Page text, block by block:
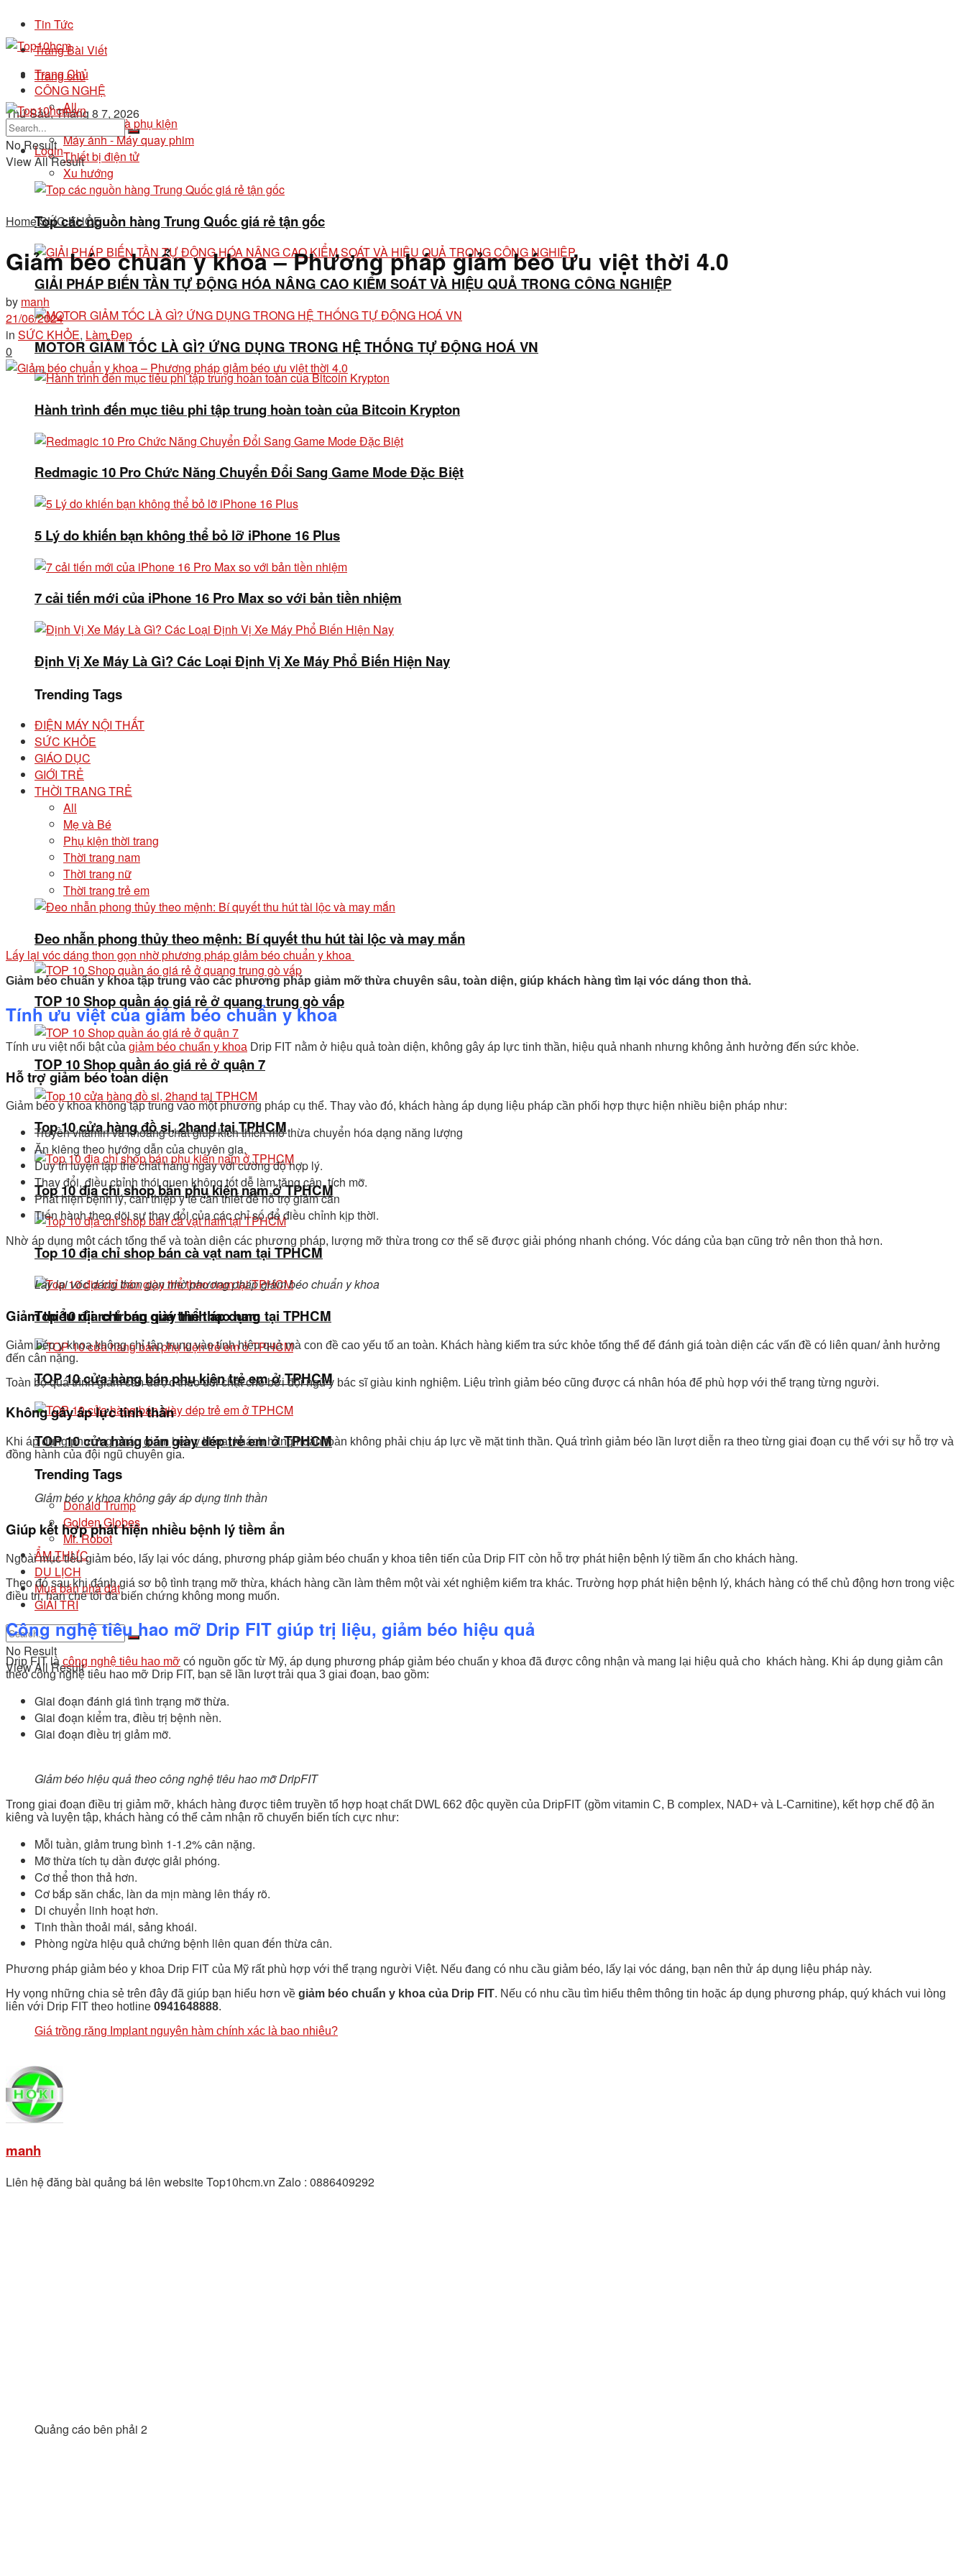
Tin Tức
Trang Bài Viết
Trang chủ
Thứ Sáu, Tháng 8 7, 2026
Login
Trang Chủ
CÔNG NGHỆ
All
Điện thoại và phụ kiện
Máy ảnh - Máy quay phim
Thiết bị điện tử
Xu hướng
Top các nguồn hàng Trung Quốc giá rẻ tận gốc
GIẢI PHÁP BIẾN TẦN TỰ ĐỘNG HÓA NÂNG CAO KIỂM SOÁT VÀ HIỆU QUẢ TRONG CÔNG NGHIỆP
MOTOR GIẢM TỐC LÀ GÌ? ỨNG DỤNG TRONG HỆ THỐNG TỰ ĐỘNG HOÁ VN
Hành trình đến mục tiêu phi tập trung hoàn toàn của Bitcoin Krypton
Redmagic 10 Pro Chức Năng Chuyển Đổi Sang Game Mode Đặc Biệt
5 Lý do khiến bạn không thể bỏ lỡ iPhone 16 Plus
7 cải tiến mới của iPhone 16 Pro Max so với bản tiền nhiệm
Định Vị Xe Máy Là Gì? Các Loại Định Vị Xe Máy Phổ Biến Hiện Nay
Trending Tags
ĐIỆN MÁY NỘI THẤT
SỨC KHỎE
GIÁO DỤC
GIỚI TRẺ
THỜI TRANG TRẺ
All
Mẹ và Bé
Phụ kiện thời trang
Thời trang nam
Thời trang nữ
Thời trang trẻ em
Đeo nhẫn phong thủy theo mệnh: Bí quyết thu hút tài lộc và may mắn
TOP 10 Shop quần áo giá rẻ ở quang trung gò vấp
TOP 10 Shop quần áo giá rẻ ở quận 7
Top 10 cửa hàng đồ si, 2hand tại TPHCM
Top 10 địa chỉ shop bán phụ kiện nam ở TPHCM
Top 10 địa chỉ shop bán cà vạt nam tại TPHCM
Top 10 địa chỉ bán giày thể thao nam tại TPHCM
TOP 10 cửa hàng bán phụ kiện trẻ em ở TPHCM
TOP 10 cửa hàng bán giày dép trẻ em ở TPHCM
Trending Tags
Donald Trump
Golden Globes
Mr. Robot
ẨM THỰC
DU LỊCH
Mua bán nhà đất
GIẢI TRÍ
No Result
View All Result
No Result
View All Result
HomeSỨC KHỎE
Giảm béo chuẩn y khoa – Phương pháp giảm béo ưu việt thời 4.0
by manh
21/06/2024
in SỨC KHỎE, Làm Đẹp
0
Lấy lại vóc dáng thon gọn nhờ phương pháp giảm béo chuẩn y khoa
Giảm béo chuẩn y khoa tập trung vào các phương pháp giảm mỡ thừa chuyên sâu, toàn diện, giúp khách hàng tìm lại vóc dáng thon thả.
Tính ưu việt của giảm béo chuẩn y khoa
Tính ưu việt nổi bật của giảm béo chuẩn y khoa Drip FIT nằm ở hiệu quả toàn diện, không gây áp lực tinh thần, hiệu quả nhanh nhưng không ảnh hưởng đến sức khỏe.
Hỗ trợ giảm béo toàn diện
Giảm béo y khoa không tập trung vào một phương pháp cụ thể. Thay vào đó, khách hàng áp dụng liệu pháp cần phối hợp thực hiện nhiều biện pháp như:
Truyền vitamin và khoáng chất giúp kích thích mỡ thừa chuyển hóa dạng năng lượng
Ăn kiêng theo hướng dẫn của chuyên gia.
Duy trì luyện tập thể chất hàng ngày với cường độ hợp lý.
Thay đổi, điều chỉnh thói quen không tốt dễ làm tăng cân, tích mỡ.
Phát hiện bệnh lý, can thiệp y tế cần thiết để hỗ trợ giảm cân
Tiến hành theo dõi sự thay đổi của các chỉ số để điều chỉnh kịp thời.
Nhờ áp dụng một cách tổng thể và toàn diện các phương pháp, lượng mỡ thừa trong cơ thể sẽ được giải phóng nhanh chóng. Vóc dáng của bạn cũng trở nên thon thả hơn.
Lấy lại vóc dáng thon gọn nhờ phương pháp giảm béo chuẩn y khoa
Giảm thiểu rủi ro trong quá trình áp dụng
Giảm béo y khoa không chỉ tập trung vào tính hiệu quả mà con đề cao yếu tố an toàn. Khách hàng kiểm tra sức khỏe tổng thể để đánh giá toàn diện các vấn đề có liên quan/ ảnh hưởng
đến cân nặng.
Toàn bộ quá trình giảm cân được theo dõi chặt chẽ bởi đội ngũ y bác sĩ giàu kinh nghiệm. Liệu trình giảm béo cũng được cá nhân hóa để phù hợp với thể trạng từng người.
Không gây áp lực tinh thần
Khi áp dụng phương pháp giảm béo y khoa, khách hàng hoàn toàn không phải chịu áp lực về mặt tinh thần. Quá trình giảm béo lần lượt diễn ra theo từng giai đoạn cụ thể với sự hỗ trợ và
đồng hành của đội ngũ chuyên gia.
Giảm béo y khoa không gây áp dụng tinh thần
Giúp kết hợp phát hiện nhiều bệnh lý tiềm ẩn
Ngoài mục tiêu giảm béo, lấy lại vóc dáng, phương pháp giảm béo chuẩn y khoa tiên tiến của Drip FIT còn hỗ trợ phát hiện bệnh lý tiềm ẩn cho khách hàng.
Theo đó sau khi đánh giá sơ bộ tình trạng mỡ thừa, khách hàng cần làm thêm một vài xét nghiệm kiểm tra khác. Trường hợp phát hiện bệnh lý, khách hàng có thể chủ động hơn trong việc
điều trị, hạn chế tối đa biến chứng không mong muốn.
Công nghệ tiêu hao mỡ Drip FIT giúp trị liệu, giảm béo hiệu quả
Drip FIT là công nghệ tiêu hao mỡ có nguồn gốc từ Mỹ, áp dụng phương pháp giảm béo chuẩn y khoa đã được công nhận và mang lại hiệu quả cho khách hàng. Khi áp dụng giảm cân
theo công nghệ tiêu hao mỡ Drip FIT, bạn sẽ lần lượt trải qua 3 giai đoạn, bao gồm:
Giai đoạn đánh giá tình trạng mỡ thừa.
Giai đoạn kiểm tra, điều trị bệnh nền.
Giai đoạn điều trị giảm mỡ.
Giảm béo hiệu quả theo công nghệ tiêu hao mỡ DripFIT
Trong giai đoạn điều trị giảm mỡ, khách hàng được tiêm truyền tổ hợp hoạt chất DWL 662 độc quyền của DripFIT (gồm vitamin C, B complex, NAD+ và L-Carnitine), kết hợp chế độ ăn
kiêng và luyện tập, khách hàng có thể cảm nhận rõ chuyển biến tích cực như:
Mỗi tuần, giảm trung bình 1-1.2% cân nặng.
Mỡ thừa tích tụ dần được giải phóng.
Cơ thể thon thả hơn.
Cơ bắp săn chắc, làn da mịn màng lên thấy rõ.
Di chuyển linh hoạt hơn.
Tinh thần thoải mái, sảng khoái.
Phòng ngừa hiệu quả chứng bệnh liên quan đến thừa cân.
Phương pháp giảm béo y khoa Drip FIT của Mỹ rất phù hợp với thể trạng người Việt. Nếu đang có nhu cầu giảm béo, lấy lại vóc dáng, bạn nên thử áp dụng liệu pháp này.
Hy vọng những chia sẻ trên đây đã giúp bạn hiểu hơn về giảm béo chuẩn y khoa của Drip FIT. Nếu có nhu cầu tìm hiểu thêm thông tin hoặc áp dụng phương pháp, quý khách vui lòng
liên với Drip FIT theo hotline 0941648888.
Giá trồng răng Implant nguyên hàm chính xác là bao nhiêu?
manh
Liên hệ đăng bài quảng bá lên website Top10hcm.vn Zalo : 0886409292
Quảng cáo bên phải 2